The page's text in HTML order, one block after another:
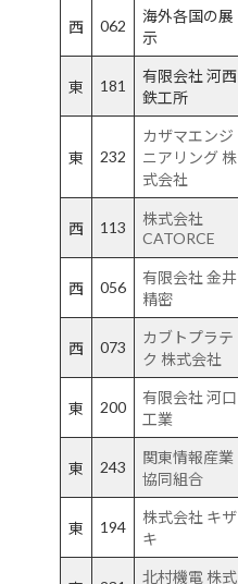
西 062
海外各国の展
示
東 181
有限会社 河西
鉄工所
東 232
カザマエンジ
ニアリング 株
式会社
西 113
株式会社
CATORCE
西 056
有限会社 金井
精密
西 073
カブトプラテ
ク 株式会社
東 200
有限会社 河口
工業
東 243
関東情報産業
協同組合
東 194
株式会社 キザ
キ
北村機電 株式